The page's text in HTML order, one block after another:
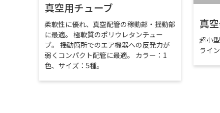
真空用チューブ
柔軟性に優れ、真空配管の稼動部・揺動部
に最適。 極軟質のポリウレタンチュー
ブ。 揺動箇所でのエア機器への反発力が
弱くコンパクト配管に最適。 カラー：1
色、サイズ：5種。
真
超小
ライ